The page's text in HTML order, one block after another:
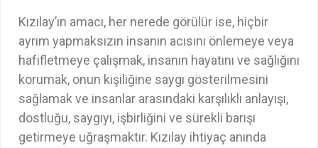
Kızılay’ın amacı, her nerede görülür ise, hiçbir
ayrım yapmaksızın insanın acısını önlemeye veya
hafifletmeye çalışmak, insanın hayatını ve sağlığını
korumak, onun kişiliğine saygı gösterilmesini
sağlamak ve insanlar arasındaki karşılıklı anlayışı,
dostluğu, saygıyı, işbirliğini ve sürekli barışı
getirmeye uğraşmaktır. Kızılay ihtiyaç anında